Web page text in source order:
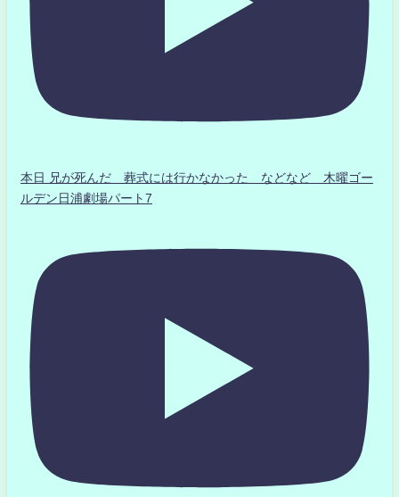
本日 兄が死んだ 葬式には行かなかった などなど 木曜ゴー
ルデン日浦劇場パート7